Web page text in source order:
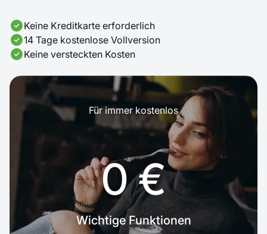
Keine Kreditkarte erforderlich
14 Tage kostenlose Vollversion
Keine versteckten Kosten
Für immer kostenlos
0 €
Wichtige Funktionen